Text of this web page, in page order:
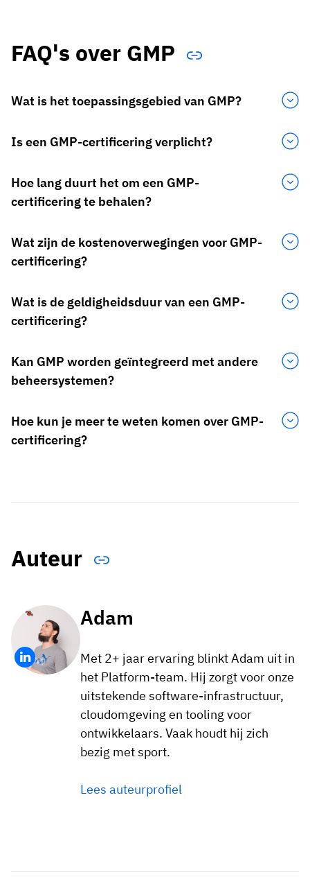
FAQ's over GMP
Wat is het toepassingsgebied van GMP?
Is een GMP-certificering verplicht?
Hoe lang duurt het om een GMP-
certificering te behalen?
Wat zijn de kostenoverwegingen voor GMP-
certificering?
Wat is de geldigheidsduur van een GMP-
certificering?
Kan GMP worden geïntegreerd met andere
beheersystemen?
Hoe kun je meer te weten komen over GMP-
certificering?
Auteur
Adam
Met 2+ jaar ervaring blinkt Adam uit in
het Platform-team. Hij zorgt voor onze
uitstekende software-infrastructuur,
cloudomgeving en tooling voor
ontwikkelaars. Vaak houdt hij zich
bezig met sport.
Lees auteurprofiel